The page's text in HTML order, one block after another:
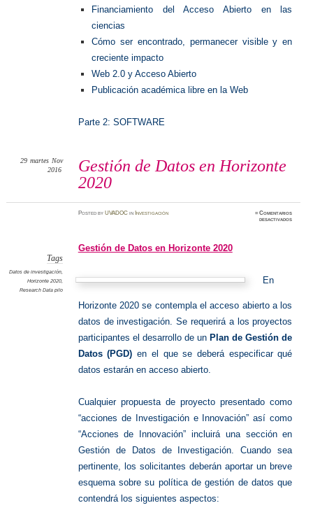
Financiamiento del Acceso Abierto en las
ciencias
Cómo ser encontrado, permanecer visible y en
creciente impacto
Web 2.0 y Acceso Abierto
Publicación académica libre en la Web
Parte 2: SOFTWARE
Gestión de Datos en Horizonte
2020
29 martes Nov
2016
PostedbyUVADOC in Investigación ≈Comentarios
desactivadosen
Tags
Datos de investigación,
Horizonte 2020,
Research Data pilo
Gestión de Datos en Horizonte 2020
En
Horizonte 2020 se contempla el acceso abierto a los
datos de investigación. Se requerirá a los proyectos
participantes el desarrollo de un Plan de Gestión de
Datos (PGD) en el que se deberá especificar qué
datos estarán en acceso abierto.
Cualquier propuesta de proyecto presentado como
“acciones de Investigación e Innovación” así como
“Acciones de Innovación” incluirá una sección en
Gestión de Datos de Investigación. Cuando sea
pertinente, los solicitantes deberán aportar un breve
esquema sobre su política de gestión de datos que
contendrá los siguientes aspectos: